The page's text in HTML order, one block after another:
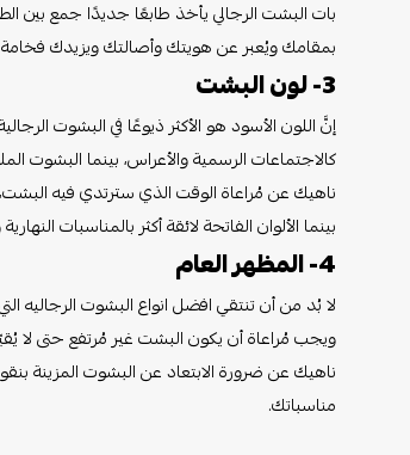
بات البشت الرجالي يأخذ طابعًا جديدًا جمع بين
بمقامك ويُعبر عن هويتك وأصالتك ويزيدك فخامة
3- لون البشت
إنَّ اللون الأسود هو الأكثر ذيوعًا في البشوت
كالاجتماعات الرسمية والأعراس، بينما البشوت
ناهيك عن مُراعاة الوقت الذي سترتدي فيه البشت،
بينما الألوان الفاتحة لائقة أكثر بالمناسبات
4- المظهر العام
لا بُد من أن تنتقي افضل انواع البشوت الرجاليه
ويجب مُراعاة أن يكون البشت غير مُرتفع حتى لا
ناهيك عن ضرورة الابتعاد عن البشوت المزينة
مناسباتك.